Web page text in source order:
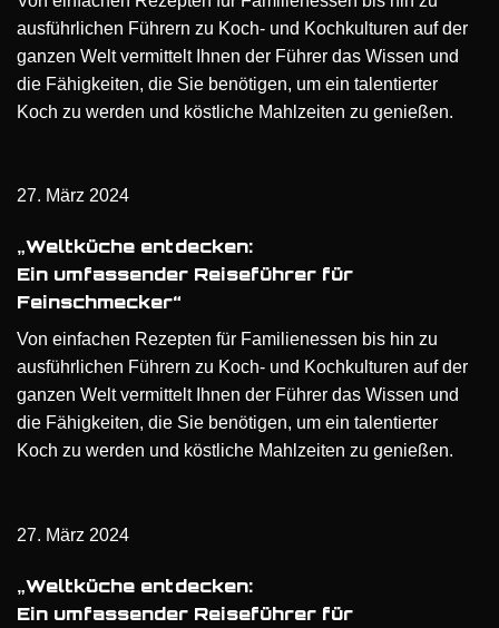
ausführlichen Führern zu Koch- und Kochkulturen auf der
ganzen Welt vermittelt Ihnen der Führer das Wissen und
die Fähigkeiten, die Sie benötigen, um ein talentierter
Koch zu werden und köstliche Mahlzeiten zu genießen.
27. März 2024
„Weltküche entdecken:
Ein umfassender Reiseführer für
Feinschmecker“
Von einfachen Rezepten für Familienessen bis hin zu
ausführlichen Führern zu Koch- und Kochkulturen auf der
ganzen Welt vermittelt Ihnen der Führer das Wissen und
die Fähigkeiten, die Sie benötigen, um ein talentierter
Koch zu werden und köstliche Mahlzeiten zu genießen.
27. März 2024
„Weltküche entdecken:
Ein umfassender Reiseführer für